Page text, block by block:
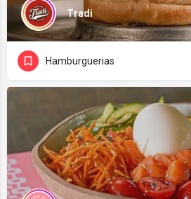
Tradi
Hamburguerias